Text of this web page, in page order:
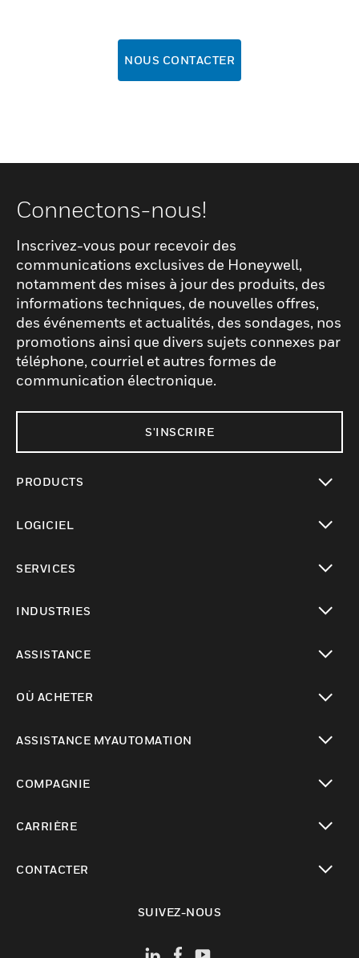
NOUS CONTACTER
Connectons-nous!
Inscrivez-vous pour recevoir des
communications exclusives de Honeywell,
notamment des mises à jour des produits, des
informations techniques, de nouvelles offres,
des événements et actualités, des sondages, nos
promotions ainsi que divers sujets connexes par
téléphone, courriel et autres formes de
communication électronique.
S'INSCRIRE
PRODUCTS
LOGICIEL
SERVICES
INDUSTRIES
ASSISTANCE
OÙ ACHETER
ASSISTANCE MYAUTOMATION
COMPAGNIE
CARRIÈRE
CONTACTER
SUIVEZ-NOUS